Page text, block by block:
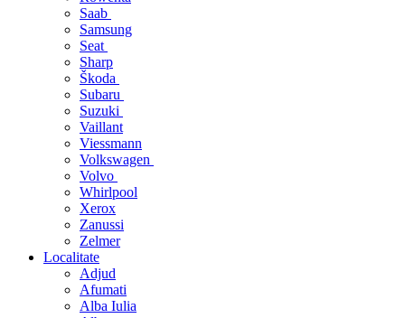
Saab
Samsung
Seat
Sharp
Škoda
Subaru
Suzuki
Vaillant
Viessmann
Volkswagen
Volvo
Whirlpool
Xerox
Zanussi
Zelmer
Localitate
Adjud
Afumati
Alba Iulia